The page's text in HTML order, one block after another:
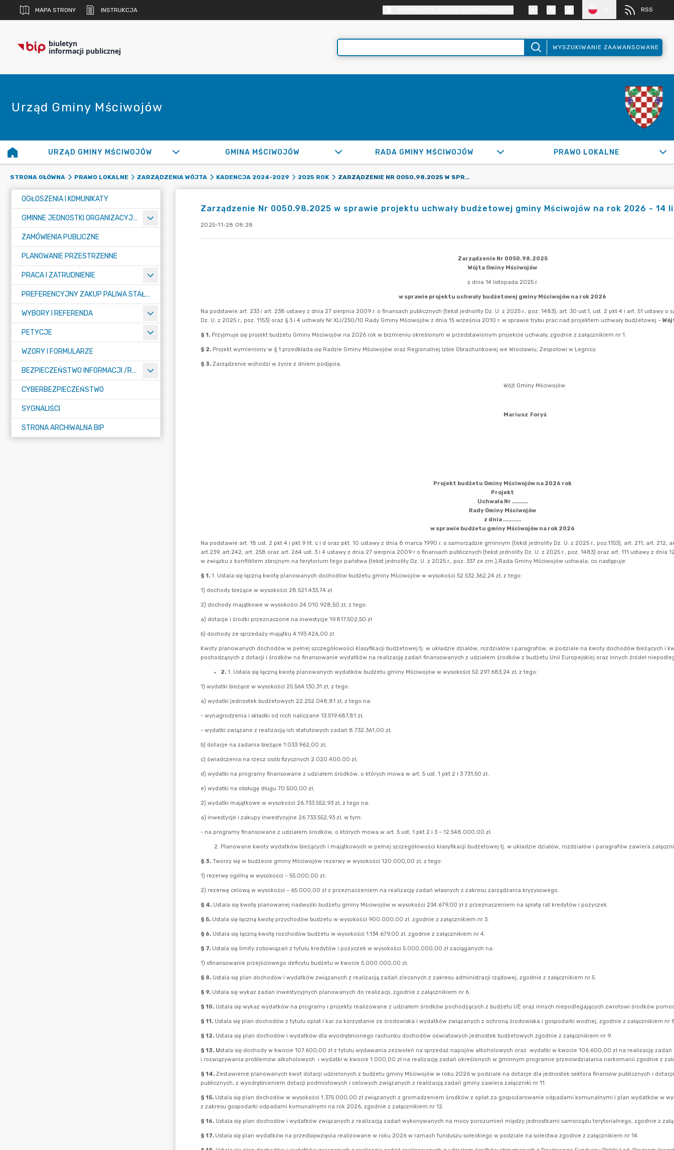
MAPA STRONY INSTRUKCJA RSS
biuletyn
informacji publicznej WYSZUKIWANIE ZAAWANSOWANE
Urząd Gminy Mściwojów
URZĄD GMINY MŚCIWOJÓW GMINA MŚCIWOJÓW RADA GMINY MŚCIWOJÓW PRAWO LOKALNE
STRONA GŁÓWNA PRAWO LOKALNE ZARZĄDZENIA WÓJTA KADENCJA 2024-2029 2025 ROK ZARZĄDZENIE NR 0050.98.2025 W SPRAWIE PROJEKTU UCHWAŁY BUDŻETOWEJ GMINY MŚCIWOJÓW NA ROK 2026 - 14 LISTOPADA 2025 R.
OGŁOSZENIA I KOMUNIKATY
GMINNE JEDNOSTKI ORGANIZACYJNE
ZAMÓWIENIA PUBLICZNE
PLANOWANIE PRZESTRZENNE
PRACA I ZATRUDNIENIE
PREFERENCYJNY ZAKUP PALIWA STAŁEGO
WYBORY I REFERENDA
PETYCJE
WZORY I FORMULARZE
BEZPIECZEŃSTWO INFORMACJI /RODO/
CYBERBEZPIECZEŃSTWO
SYGNALIŚCI
STRONA ARCHIWALNA BIP
Zarządzenie Nr 0050.98.2025 w sprawie projektu uchwały budżetowej gminy Mściwojów na rok 2026 - 14
2025-11-28 08:28